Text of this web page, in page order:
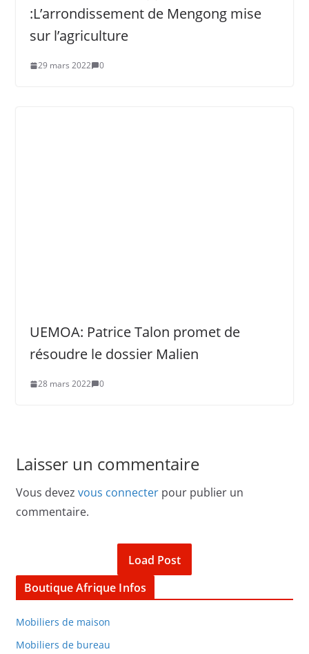
:L’arrondissement de Mengong mise
sur l’agriculture
29 mars 2022 0
UEMOA: Patrice Talon promet de
résoudre le dossier Malien
28 mars 2022 0
Laisser un commentaire
Vous devez vous connecterpour publier un
commentaire.
Load Post
Boutique Afrique Infos
Mobiliers de maison
Mobiliers de bureau